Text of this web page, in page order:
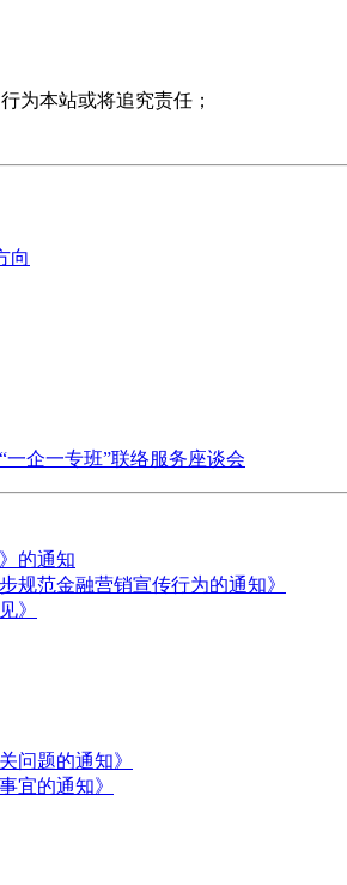
为本站或将追究责任；
向
企一专班”联络服务座谈会
的通知
规范金融营销宣传行为的通知》
》
问题的通知》
宜的通知》